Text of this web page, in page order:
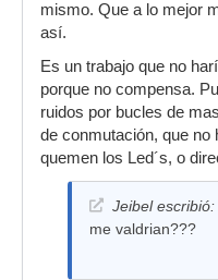
mismo. Que a lo mejor
así.
Es un trabajo que no
porque no compensa.
ruidos por bucles de
de conmutación, que no
quemen los Led´s, o
Jeibel escribió:
me valdrian???